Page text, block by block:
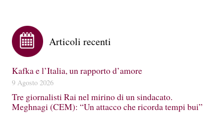
Articoli recenti
Kafka e l’Italia, un rapporto d’amore
9 Agosto 2026
Tre giornalisti Rai nel mirino di un sindacato.
Meghnagi (CEM): “Un attacco che ricorda tempi bui”